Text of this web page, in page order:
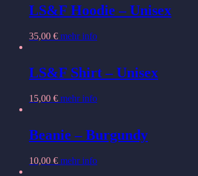
auf
der
LS&F Hoodie – Unisex
35,00 € mehr infoDieses
mehrere
Varianten
Die
auf
der
gewählt
LS&F Shirt – Unisex
15,00 € mehr infoDieses
mehrere
Varianten
Die
Beanie – Burgundy
10,00 € mehr info